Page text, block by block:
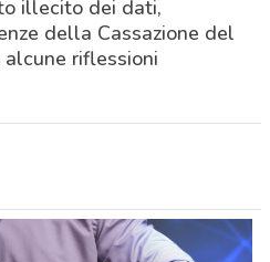
illecito dei dati,
della Cassazione del
riflessioni